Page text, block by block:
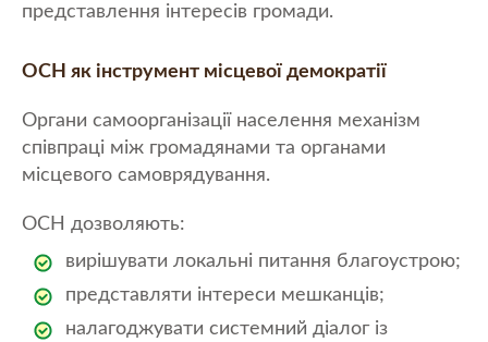
представлення інтересів громади.
ОСН як інструмент місцевої демократії
Органи самоорганізації населення механізм
співпраці між громадянами та органами
місцевого самоврядування.
ОСН дозволяють:
вирішувати локальні питання благоустрою;
представляти інтереси мешканців;
налагоджувати системний діалог із